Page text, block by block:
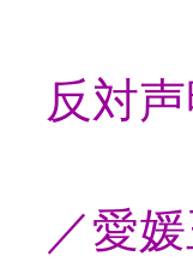
小
反対声
／愛